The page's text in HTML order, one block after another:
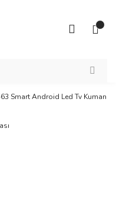
Smart Android Led Tv